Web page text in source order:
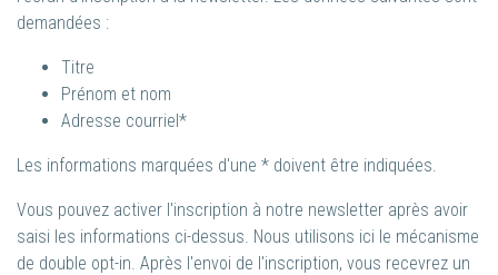
demandées :
Titre
Prénom et nom
Adresse courriel*
Les informations marquées d'une * doivent être indiquées.
Vous pouvez activer l'inscription à notre newsletter après avoir
saisi les informations ci-dessus. Nous utilisons ici le mécanisme
de double opt-in. Après l'envoi de l'inscription, vous recevrez un